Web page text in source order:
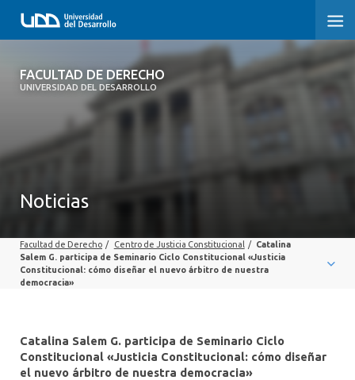
FACULTAD DE DERECHO
UNIVERSIDAD DEL DESARROLLO
FACULTAD DE DERECHO
SOBRE LA FACULTAD
PROFESORES
INVESTIGACIÓN
INTERNACIONAL
Noticias
Facultad de Derecho / Centro de Justicia Constitucional / Catalina
Salem G. participa de Seminario Ciclo Constitucional «Justicia
Constitucional: cómo diseñar el nuevo árbitro de nuestra
democracia»
Catalina Salem G. participa de Seminario Ciclo
Constitucional «Justicia Constitucional: cómo diseñar
el nuevo árbitro de nuestra democracia»